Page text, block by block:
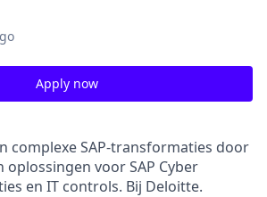
Apply now
complexe SAP-transformaties door
oplossingen voor SAP Cyber
en IT controls. Bij Deloitte.